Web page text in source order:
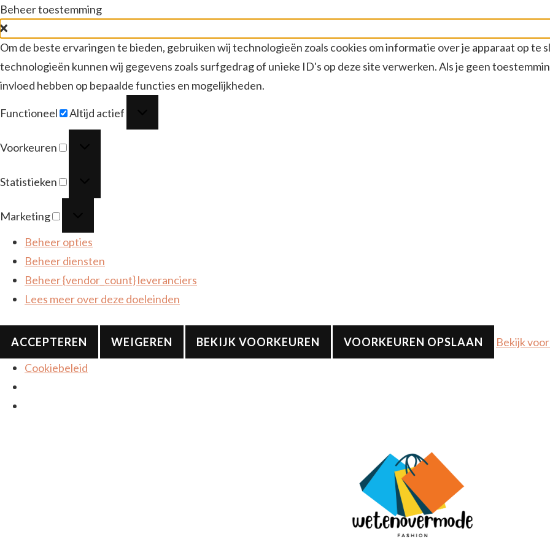
Beheer toestemming
Om de beste ervaringen te bieden, gebruiken wij technologieën zoals cookies om informatie over je apparaat op te
technologieën kunnen wij gegevens zoals surfgedrag of unieke ID's op deze site verwerken. Als je geen
invloed hebben op bepaalde functies en mogelijkheden.
Functioneel Altijd actief
Voorkeuren
Statistieken
Marketing
Beheer opties
Beheer diensten
Beheer {vendor_count} leveranciers
Lees meer over deze doeleinden
ACCEPTEREN WEIGEREN BEKIJK VOORKEUREN VOORKEUREN OPSLAAN
Bekijk
Cookiebeleid